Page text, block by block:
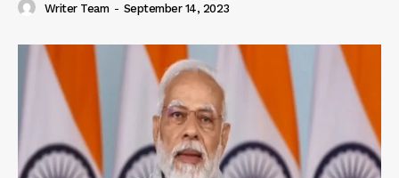
Writer Team - September 14, 2023